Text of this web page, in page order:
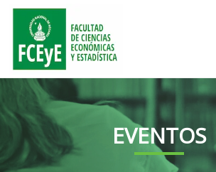
EVENTOS